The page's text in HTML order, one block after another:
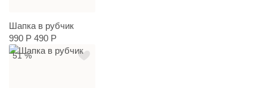
Шапка в рубчик
990 Р 490 Р
51 %